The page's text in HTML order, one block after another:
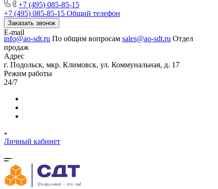
+7 (495) 085-85-15
+7 (495) 085-85-15 Общий телефон
Заказать звонок
E-mail
info@ao-sdt.ru По общим вопросам sales@ao-sdt.ru Отдел
продаж
Адрес
г. Подольск, мкр. Климовск, ул. Коммунальная, д. 17
Режим работы
24/7
Личный кабинет